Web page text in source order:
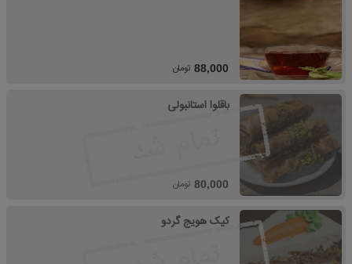
88,000 تومان
باقلوا استانبولی
80,000 تومان
کیک هویج گردو